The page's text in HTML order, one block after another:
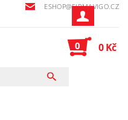
ESHOP@FIRMAVIGO.CZ
0 0 Kč